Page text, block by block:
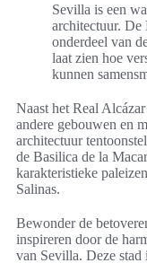
Sevilla is een
architectuur. De
onderdeel van
laat zien hoe
kunnen
Naast het Real
andere gebouwen en
architectuur
de Basilica de la
karakteristieke
Salinas.
Bewonder de
inspireren door de
van Sevilla. Deze stad